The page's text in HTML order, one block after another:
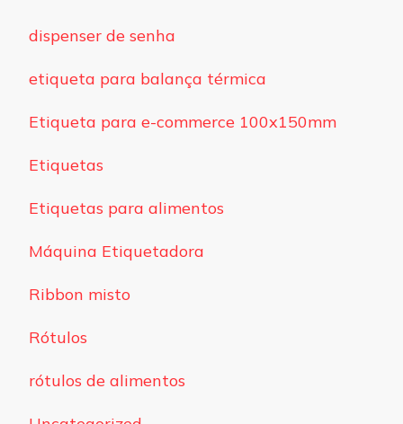
dispenser de senha
etiqueta para balança térmica
Etiqueta para e-commerce 100x150mm
Etiquetas
Etiquetas para alimentos
Máquina Etiquetadora
Ribbon misto
Rótulos
rótulos de alimentos